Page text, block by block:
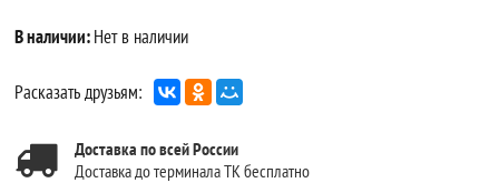
В наличии:Нет в наличии
Расказать друзьям:
Доставка по всей России
Доставка до терминала ТК бесплатно